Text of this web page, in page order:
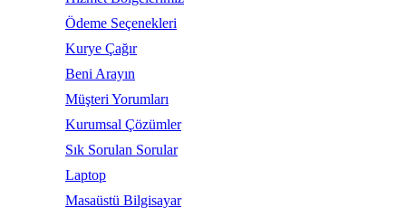
Ödeme Seçenekleri
Kurye Çağır
Beni Arayın
Müşteri Yorumları
Kurumsal Çözümler
Sık Sorulan Sorular
Laptop
Masaüstü Bilgisayar